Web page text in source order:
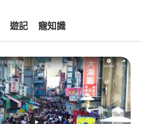
遊記 寵知識